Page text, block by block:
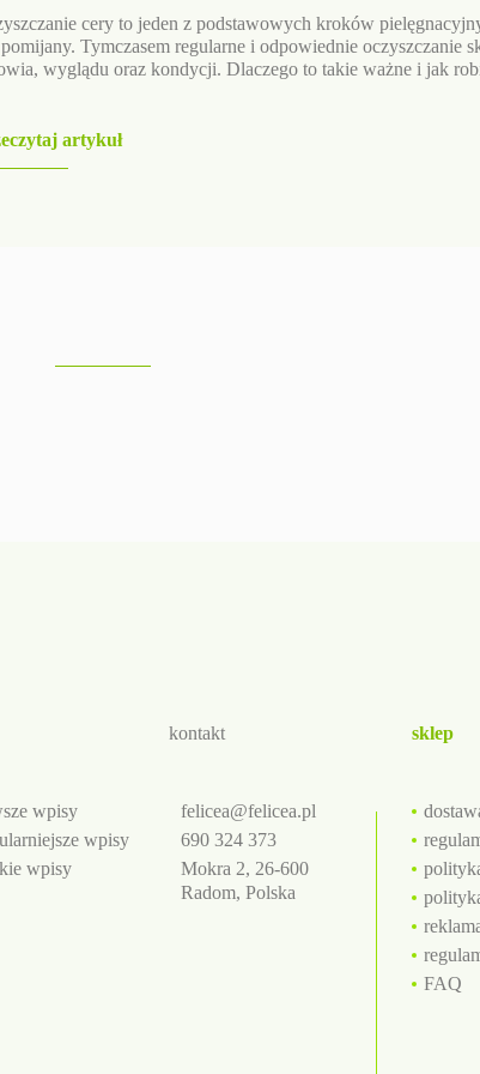
cery to jeden z podstawowych kroków
Tymczasem regularne i odpowiednie oczyszczanie
wyglądu oraz kondycji. Dlaczego to takie ważne i jak
artykuł
wpisy
wpisy
wpisy
kontakt
felicea@felicea.pl
690 324 373
Mokra 2, 26-600
Radom, Polska
sklep
FAQ